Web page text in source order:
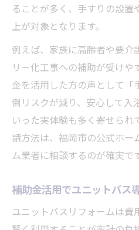
ることが多く、手すりの設
上が対象となります。
例えば、家族に高齢者や要介
リー化工事への補助が受けや
金を活用した方の声として「
倒リスクが減り、安心して入
いった実体験も多く寄せられ
請方法は、福岡市の公式ホー
ム業者に相談するのが確実で
補助金活用でユニットバス
ユニットバスリフォームは費